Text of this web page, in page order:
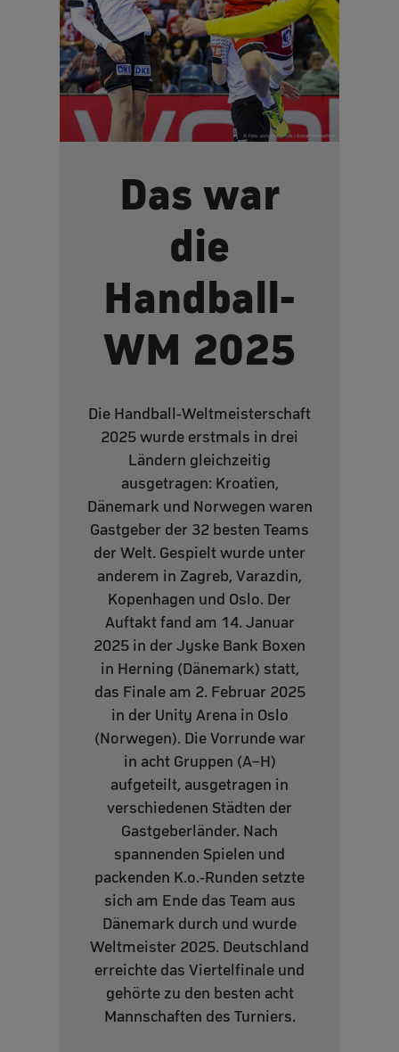
Das war
die
Handball-
WM 2025
Die Handball-Weltmeisterschaft
2025 wurde erstmals in drei
Ländern gleichzeitig
ausgetragen: Kroatien,
Dänemark und Norwegen waren
Gastgeber der 32 besten Teams
der Welt. Gespielt wurde unter
anderem in Zagreb, Varazdin,
Kopenhagen und Oslo. Der
Auftakt fand am 14. Januar
2025 in der Jyske Bank Boxen
in Herning (Dänemark) statt,
das Finale am 2. Februar 2025
in der Unity Arena in Oslo
(Norwegen). Die Vorrunde war
in acht Gruppen (A–H)
aufgeteilt, ausgetragen in
verschiedenen Städten der
Gastgeberländer. Nach
spannenden Spielen und
packenden K.o.-Runden setzte
sich am Ende das Team aus
Dänemark durch und wurde
Weltmeister 2025. Deutschland
erreichte das Viertelfinale und
gehörte zu den besten acht
Mannschaften des Turniers.